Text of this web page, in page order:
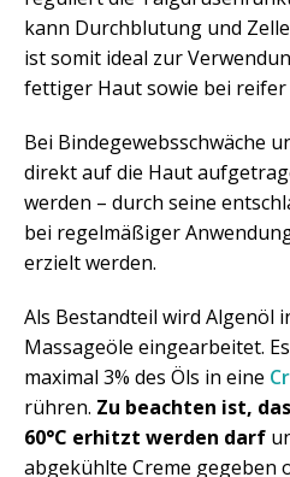
kann Durchblutung und
ist somit ideal zur
fettiger Haut sowie bei
Bei Bindegewebsschwäche
direkt auf die Haut
werden – durch seine
bei regelmäßiger
erzielt werden.
Als Bestandteil wird Algenöl
Massageöle eingearbeitet.
maximal 3% des Öls in eine
rühren. Zu beachten ist,
60°C erhitzt werden darf
abgekühlte Creme gegeben